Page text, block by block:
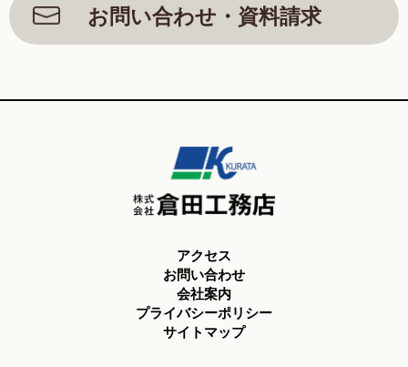
お問い合わせ・資料請求
アクセス
お問い合わせ
会社案内
プライバシーポリシー
サイトマップ